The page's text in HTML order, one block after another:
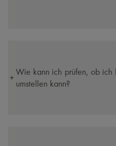
Wie kann ich prüfen, ob ich
umstellen kann?